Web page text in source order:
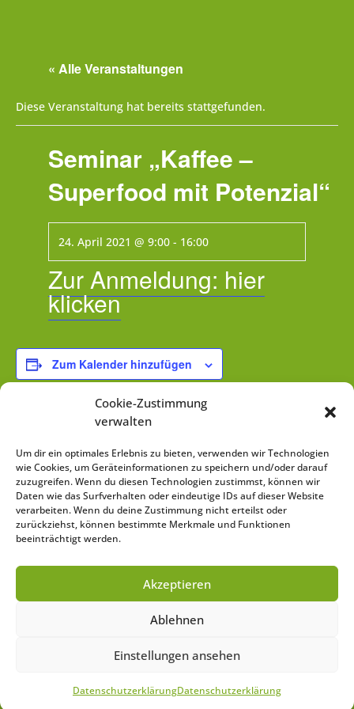
Cookie-Zustimmung
verwalten
Um dir ein optimales Erlebnis zu bieten, verwenden wir Technologien
wie Cookies, um Geräteinformationen zu speichern und/oder darauf
zuzugreifen. Wenn du diesen Technologien zustimmst, können wir
Daten wie das Surfverhalten oder eindeutige IDs auf dieser Website
verarbeiten. Wenn du deine Zustimmung nicht erteilst oder
zurückziehst, können bestimmte Merkmale und Funktionen
beeinträchtigt werden.
Akzeptieren
Ablehnen
Einstellungen ansehen
DatenschutzerklärungDatenschutzerklärung
« Alle Veranstaltungen
Diese Veranstaltung hat bereits stattgefunden.
Seminar „Kaffee –
Superfood mit Potenzial“
24. April 2021 @ 9:00- 16:00
Zur Anmeldung: hier
klicken
Zum Kalender hinzufügen
DETAILS
Datum:
24. April 2021
Zeit:
9:00 - 16:00
Website:
https://landschule.de/project/baumkunde-teil-1/
2. Sächsische
Seminar „Apotheke des